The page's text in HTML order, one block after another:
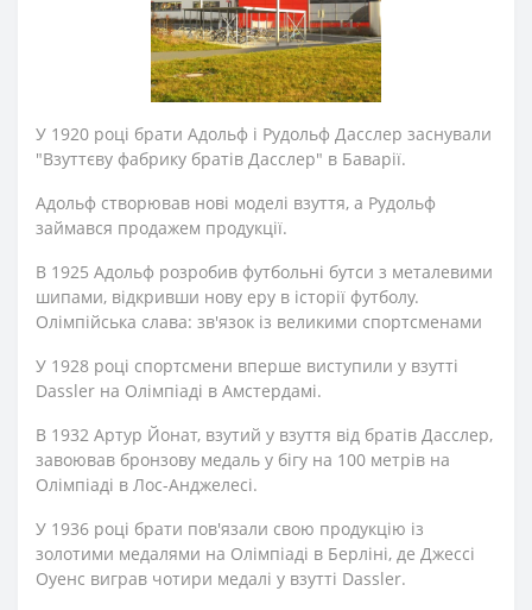
У 1920 році брати Адольф і Рудольф Дасслер заснували
"Взуттєву фабрику братів Дасслер" в Баварії.
Адольф створював нові моделі взуття, а Рудольф
займався продажем продукції.
В 1925 Адольф розробив футбольні бутси з металевими
шипами, відкривши нову еру в історії футболу.
Олімпійська слава: зв'язок із великими спортсменами
У 1928 році спортсмени вперше виступили у взутті
Dassler на Олімпіаді в Амстердамі.
В 1932 Артур Йонат, взутий у взуття від братів Дасслер,
завоював бронзову медаль у бігу на 100 метрів на
Олімпіаді в Лос-Анджелесі.
У 1936 році брати пов'язали свою продукцію із
золотими медалями на Олімпіаді в Берліні, де Джессі
Оуенс виграв чотири медалі у взутті Dassler.